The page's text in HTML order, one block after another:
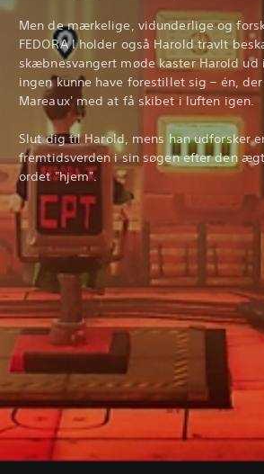
Men de mærkelige, vidunderlige og
FEDORA I holder også Harold travlt
skæbnesvangert møde kaster Harold ud
ingen kunne have forestillet sig – én,
Mareaux' med at få skibet i luften igen.
Slut dig til Harold, mens han udforsker
fremtidsverden i sin søgen efter den
ordet "hjem".